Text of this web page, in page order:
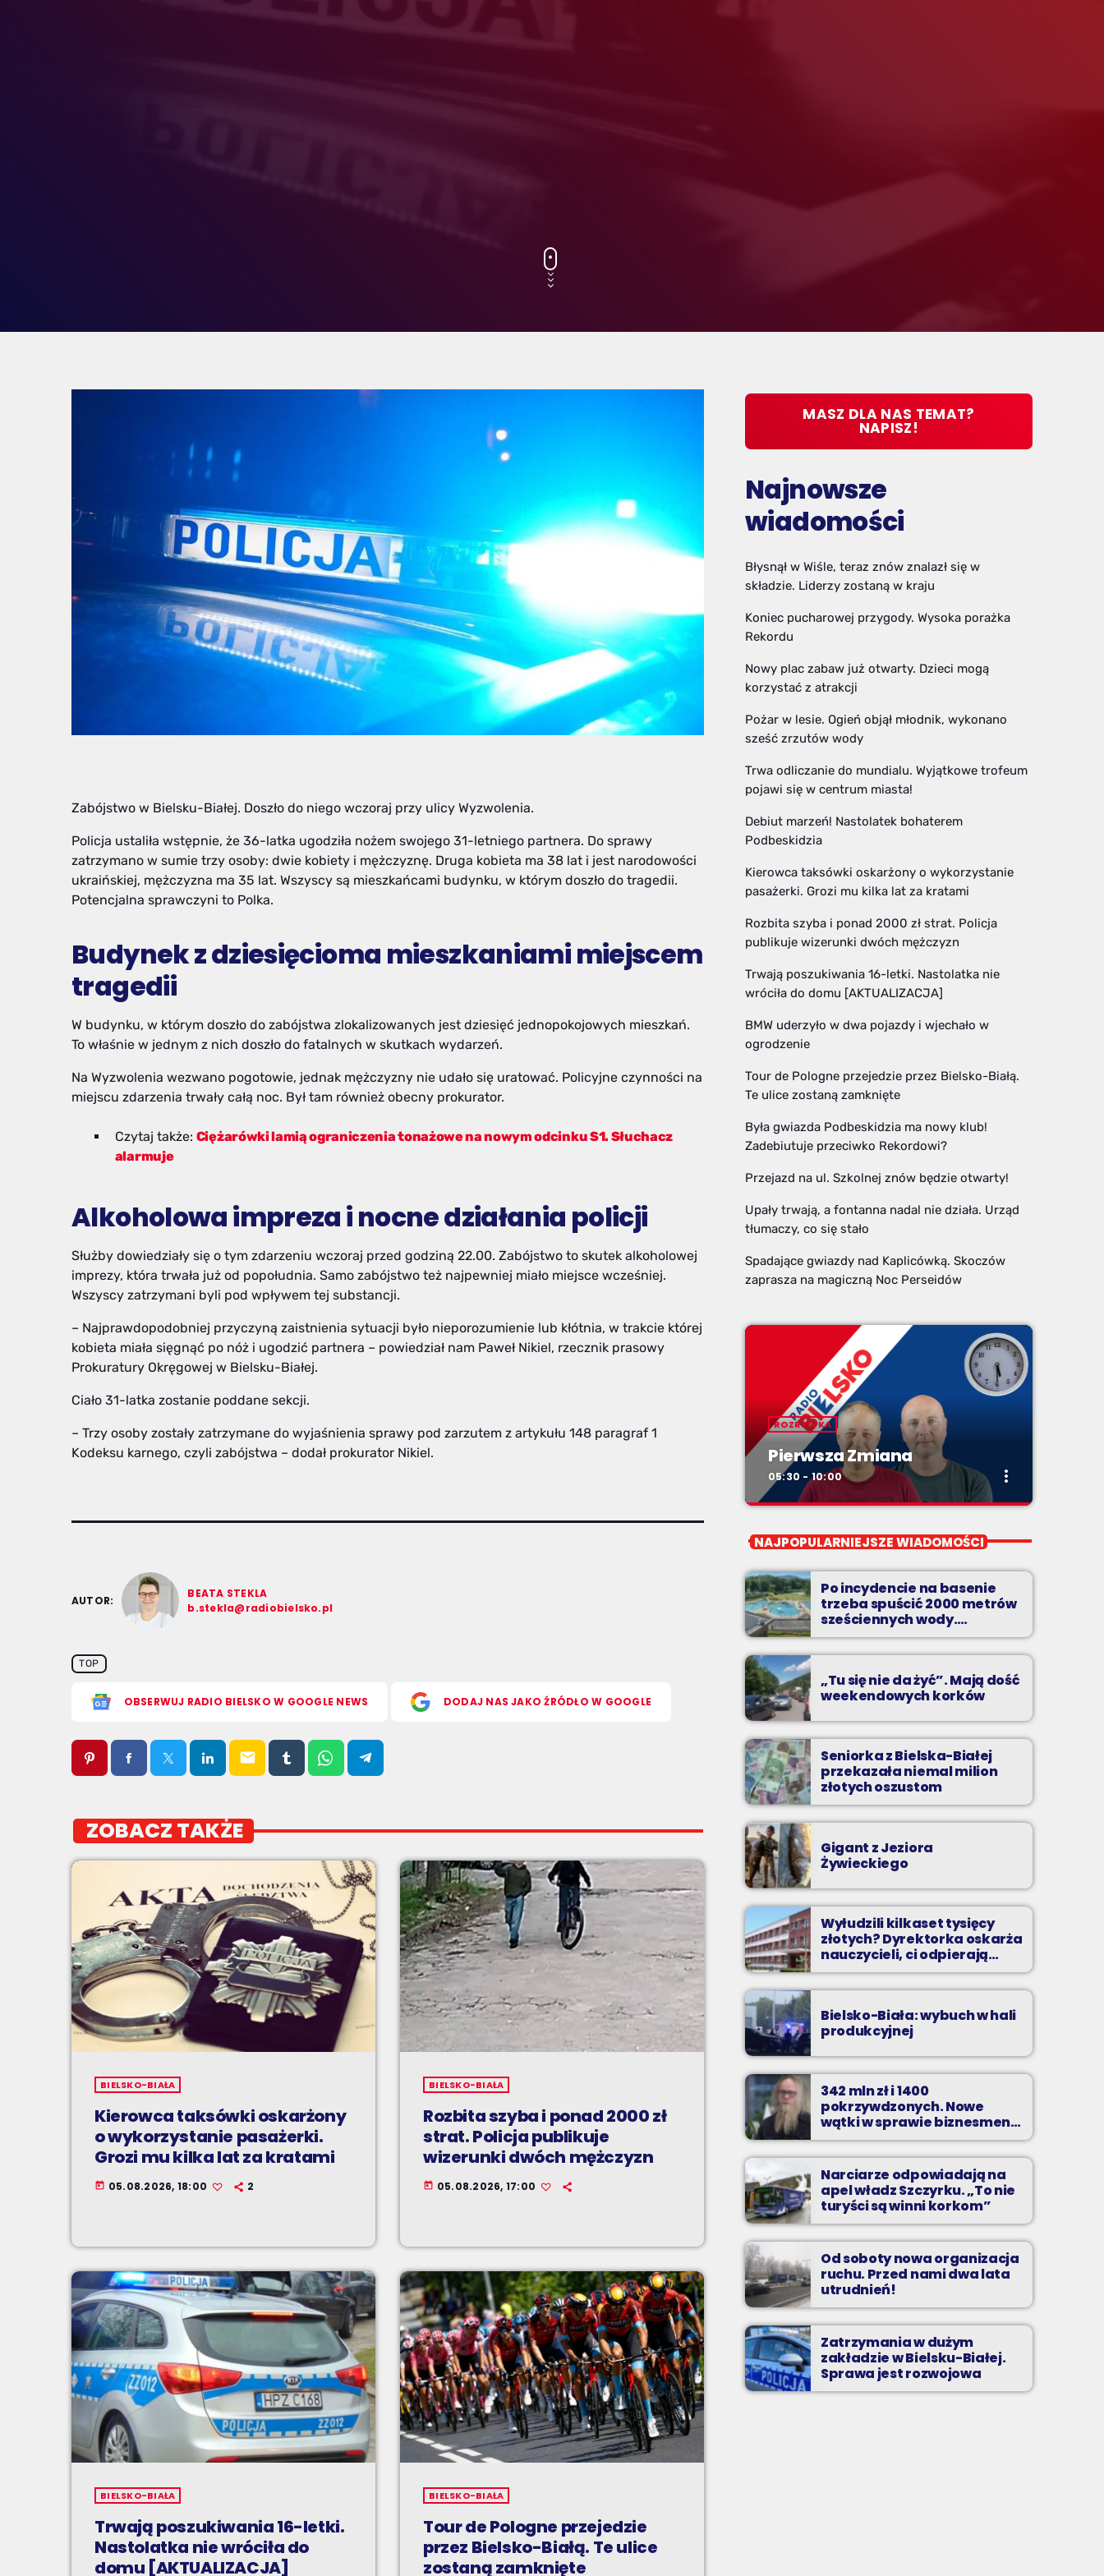
Zabójstwo w Bielsku-Białej. Doszło do niego wczoraj przy ulicy Wyzwolenia.
Policja ustaliła wstępnie, że 36-latka ugodziła nożem swojego 31-letniego partnera. Do sprawy
zatrzymano w sumie trzy osoby: dwie kobiety i mężczyznę. Druga kobieta ma 38 lat i jest narodowości
ukraińskiej, mężczyzna ma 35 lat. Wszyscy są mieszkańcami budynku, w którym doszło do tragedii.
Potencjalna sprawczyni to Polka.
Budynek z dziesięcioma mieszkaniami miejscem
tragedii
W budynku, w którym doszło do zabójstwa zlokalizowanych jest dziesięć jednopokojowych mieszkań.
To właśnie w jednym z nich doszło do fatalnych w skutkach wydarzeń.
Na Wyzwolenia wezwano pogotowie, jednak mężczyzny nie udało się uratować. Policyjne czynności na
miejscu zdarzenia trwały całą noc. Był tam również obecny prokurator.
Czytaj także: Ciężarówki lamią ograniczenia tonażowe na nowym odcinku S1. Słuchacz
alarmuje
Alkoholowa impreza i nocne działania policji
Służby dowiedziały się o tym zdarzeniu wczoraj przed godziną 22.00. Zabójstwo to skutek alkoholowej
imprezy, która trwała już od popołudnia. Samo zabójstwo też najpewniej miało miejsce wcześniej.
Wszyscy zatrzymani byli pod wpływem tej substancji.
– Najprawdopodobniej przyczyną zaistnienia sytuacji było nieporozumienie lub kłótnia, w trakcie której
kobieta miała sięgnąć po nóż i ugodzić partnera – powiedział nam Paweł Nikiel, rzecznik prasowy
Prokuratury Okręgowej w Bielsku-Białej.
Ciało 31-latka zostanie poddane sekcji.
– Trzy osoby zostały zatrzymane do wyjaśnienia sprawy pod zarzutem z artykułu 148 paragraf 1
Kodeksu karnego, czyli zabójstwa – dodał prokurator Nikiel.
AUTOR:
BEATA STEKLA
b.stekla@radiobielsko.pl
TOP
OBSERWUJ RADIO BIELSKO W GOOGLE NEWS DODAJ NAS JAKO ŹRÓDŁO W GOOGLE
email
ZOBACZ TAKŻE
BIELSKO-BIAŁA
Kierowca taksówki oskarżony
o wykorzystanie pasażerki.
Grozi mu kilka lat za kratami
today 05.08.2026, 18:00 2
BIELSKO-BIAŁA
Rozbita szyba i ponad 2000 zł
strat. Policja publikuje
wizerunki dwóch mężczyzn
today 05.08.2026, 17:00
BIELSKO-BIAŁA
Trwają poszukiwania 16-letki.
Nastolatka nie wróciła do
domu [AKTUALIZACJA]
BIELSKO-BIAŁA
Tour de Pologne przejedzie
przez Bielsko-Białą. Te ulice
zostaną zamknięte
MASZ DLA NAS TEMAT?
NAPISZ!
Najnowsze
wiadomości
Błysnął w Wiśle, teraz znów znalazł się w
składzie. Liderzy zostaną w kraju
Koniec pucharowej przygody. Wysoka porażka
Rekordu
Nowy plac zabaw już otwarty. Dzieci mogą
korzystać z atrakcji
Pożar w lesie. Ogień objął młodnik, wykonano
sześć zrzutów wody
Trwa odliczanie do mundialu. Wyjątkowe trofeum
pojawi się w centrum miasta!
Debiut marzeń! Nastolatek bohaterem
Podbeskidzia
Kierowca taksówki oskarżony o wykorzystanie
pasażerki. Grozi mu kilka lat za kratami
Rozbita szyba i ponad 2000 zł strat. Policja
publikuje wizerunki dwóch mężczyzn
Trwają poszukiwania 16-letki. Nastolatka nie
wróciła do domu [AKTUALIZACJA]
BMW uderzyło w dwa pojazdy i wjechało w
ogrodzenie
Tour de Pologne przejedzie przez Bielsko-Białą.
Te ulice zostaną zamknięte
Była gwiazda Podbeskidzia ma nowy klub!
Zadebiutuje przeciwko Rekordowi?
Przejazd na ul. Szkolnej znów będzie otwarty!
Upały trwają, a fontanna nadal nie działa. Urząd
tłumaczy, co się stało
Spadające gwiazdy nad Kaplicówką. Skoczów
zaprasza na magiczną Noc Perseidów
ROZRYWKA
Pierwsza Zmiana
05:30 - 10:00 more_vert
Pierwsza Zmiana
Codziennie od poniedziałku do piątku od 5:30
do 10.
NAJPOPULARNIEJSZE WIADOMOŚCI
Po incydencie na basenie
trzeba spuścić 2000 metrów
sześciennych wody.
„Ogromne koszty i ogromna
praca”
„Tu się nie da żyć”. Mają dość
weekendowych korków
Seniorka z Bielska-Białej
przekazała niemal milion
złotych oszustom
Gigant z Jeziora
Żywieckiego
Wyłudzili kilkaset tysięcy
złotych? Dyrektorka oskarża
nauczycieli, ci odpierają
zarzuty
Bielsko-Biała: wybuch w hali
produkcyjnej
342 mln zł i 1400
pokrzywdzonych. Nowe
wątki w sprawie biznesmena
z Bielska-Białej
Narciarze odpowiadają na
apel władz Szczyrku. „To nie
turyści są winni korkom”
Od soboty nowa organizacja
ruchu. Przed nami dwa lata
utrudnień!
Zatrzymania w dużym
zakładzie w Bielsku-Białej.
Sprawa jest rozwojowa